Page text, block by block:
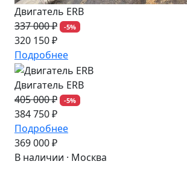
Двигатель ERB
337 000 ₽
-5%
320 150 ₽
Подробнее
Двигатель ERB
405 000 ₽
-5%
384 750 ₽
Подробнее
369 000 ₽
В наличии · Москва